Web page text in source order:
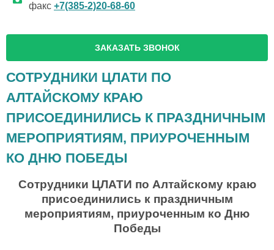
факс +7(385-2)20-68-60
ЗАКАЗАТЬ ЗВОНОК
СОТРУДНИКИ ЦЛАТИ ПО
АЛТАЙСКОМУ КРАЮ
ПРИСОЕДИНИЛИСЬ К ПРАЗДНИЧНЫМ
МЕРОПРИЯТИЯМ, ПРИУРОЧЕННЫМ
КО ДНЮ ПОБЕДЫ
Сотрудники ЦЛАТИ по Алтайскому краю
присоединились к праздничным
мероприятиям, приуроченным ко Дню
Победы